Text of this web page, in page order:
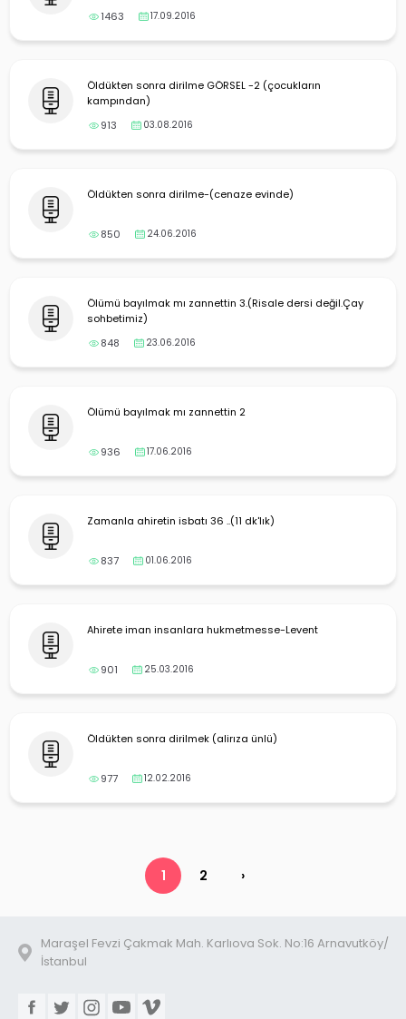
1463
17.09.2016
Öldükten sonra dirilme GÖRSEL -2 (çocukların
kampından)
913
03.08.2016
Öldükten sonra dirilme-(cenaze evinde)
850 24.06.2016
Ölümü bayılmak mı zannettin 3.(Risale dersi değil.Çay
sohbetimiz)
848
23.06.2016
Ölümü bayılmak mı zannettin 2
936 17.06.2016
Zamanla ahiretin isbatı 36 ..(11 dk'lık)
837 01.06.2016
Ahirete iman insanlara hukmetmesse-Levent
901 25.03.2016
Öldükten sonra dirilmek (alirıza ünlü)
977 12.02.2016
1 2 ›
Maraşel Fevzi Çakmak Mah. Karlıova Sok. No:16 Arnavutköy/
İstanbul